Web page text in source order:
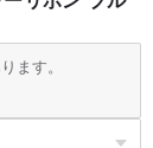
ます。